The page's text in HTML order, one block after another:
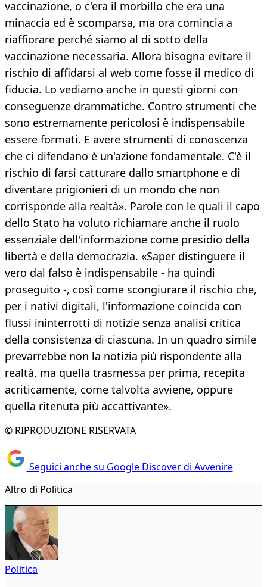
vaccinazione, o c'era il morbillo che era una
minaccia ed è scomparsa, ma ora comincia a
riaffiorare perché siamo al di sotto della
vaccinazione necessaria. Allora bisogna evitare il
rischio di affidarsi al web come fosse il medico di
fiducia. Lo vediamo anche in questi giorni con
conseguenze drammatiche. Contro strumenti che
sono estremamente pericolosi è indispensabile
essere formati. E avere strumenti di conoscenza
che ci difendano è un'azione fondamentale. C'è il
rischio di farsi catturare dallo smartphone e di
diventare prigionieri di un mondo che non
corrisponde alla realtà». Parole con le quali il capo
dello Stato ha voluto richiamare anche il ruolo
essenziale dell'informazione come presidio della
libertà e della democrazia. «Saper distinguere il
vero dal falso è indispensabile - ha quindi
proseguito -, così come scongiurare il rischio che,
per i nativi digitali, l'informazione coincida con
flussi ininterrotti di notizie senza analisi critica
della consistenza di ciascuna. In un quadro simile
prevarrebbe non la notizia più rispondente alla
realtà, ma quella trasmessa per prima, recepita
acriticamente, come talvolta avviene, oppure
quella ritenuta più accattivante».
© RIPRODUZIONE RISERVATA
Seguici anche su Google Discover di Avvenire
Altro di Politica
Politica